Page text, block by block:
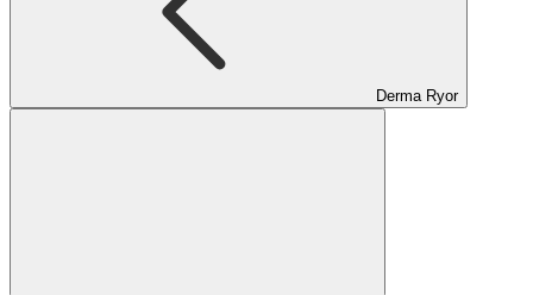
Derma Ryor